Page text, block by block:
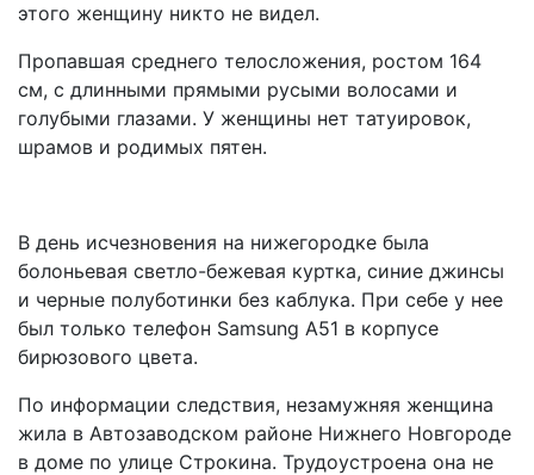
этого женщину никто не видел.
Пропавшая среднего телосложения, ростом 164
см, с длинными прямыми русыми волосами и
голубыми глазами. У женщины нет татуировок,
шрамов и родимых пятен.
В день исчезновения на нижегородке была
болоньевая светло-бежевая куртка, синие джинсы
и черные полуботинки без каблука. При себе у нее
был только телефон Samsung A51 в корпусе
бирюзового цвета.
По информации следствия, незамужняя женщина
жила в Автозаводском районе Нижнего Новгороде
в доме по улице Строкина. Трудоустроена она не